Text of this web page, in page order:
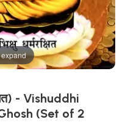
- Vishuddhi
(Set of 2